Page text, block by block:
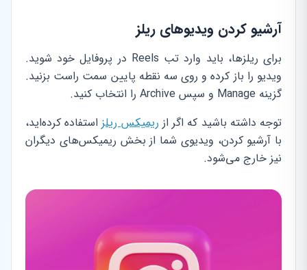
آرشیو کردن ویدیوهای ریلز
برای ریلزها، باید وارد تب Reels در پروفایل خود شوید.
ویدیو را باز کرده و روی سه نقطه پایین سمت راست بزنید.
گزینه Manage و سپس Archive را انتخاب کنید.
توجه داشته باشید که اگر از ریمیکس ریلز استفاده کرده‌اید،
با آرشیو کردن، ویدیوی شما از بخش ریمیکس‌های دیگران
نیز خارج می‌شود.